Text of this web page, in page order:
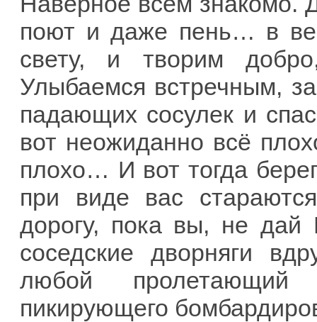
поют и даже пень… в
свету, и творим
Улыбаемся встречным,
падающих сосулек и
вот неожиданно всё
плохо… И вот тогда
при виде вас
дорогу, пока вы, не дай
соседские дворняги
любой пролетающий
пикирующего